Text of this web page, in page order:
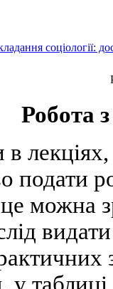
соціології:
Робота
в
подати
можна